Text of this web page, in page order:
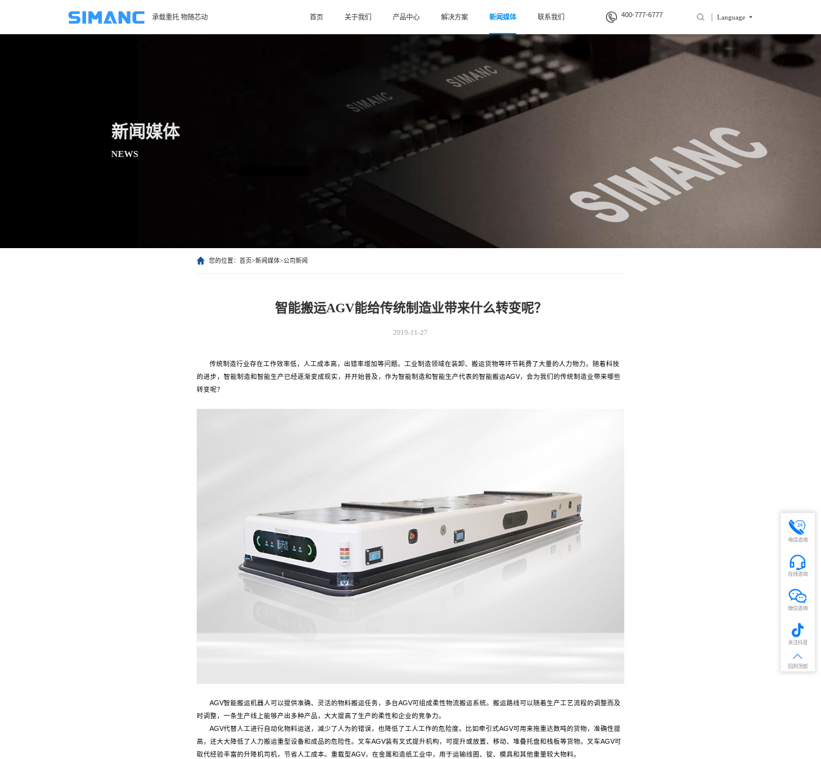
承载重托 物随芯动 首页 关于我们
企业宣传片
产品中心
输送式AGV
堆垛机立库
四向穿梭立库
料箱密集存储库
解决方案
机械制造领域 >
工程机械领域 >
>
新闻媒体
>
行业动态
联系我们 400-777-6777 Language
电话咨询
在线咨询
微信咨询
关注抖音
回到顶部
新闻媒体
NEWS
您的位置：首页>新闻媒体>公司新闻
智能搬运AGV能给传统制造业带来什么转变呢？
2019-11-27
传统制造行业存在工作效率低，人工成本高，出错率增加等问题。工业制造领域在装卸、搬运货物等环节耗费了大量的人力物力。随着科技
的进步，智能制造和智能生产已经逐渐变成现实，并开始普及，作为智能制造和智能生产代表的智能搬运AGV，会为我们的传统制造业带来哪些
转变呢？
AGV智能搬运机器人可以提供准确、灵活的物料搬运任务，多台AGV可组成柔性物流搬运系统。搬运路线可以随着生产工艺流程的调整而及
时调整，一条生产线上能够产出多种产品，大大提高了生产的柔性和企业的竞争力。
AGV代替人工进行自动化物料运送，减少了人为的错误，也降低了工人工作的危险度。比如牵引式AGV可用来拖重达数吨的货物，准确性提
高，还大大降低了人力搬运重型设备和成品的危险性。叉车AGV装有叉式提升机构，可提升或放置、移动、堆叠托盘和栈板等货物。叉车AGV可
取代经验丰富的升降机司机，节省人工成本。重载型AGV，在金属和造纸工业中，用于运输线圈、锭、模具和其他重量较大物料。